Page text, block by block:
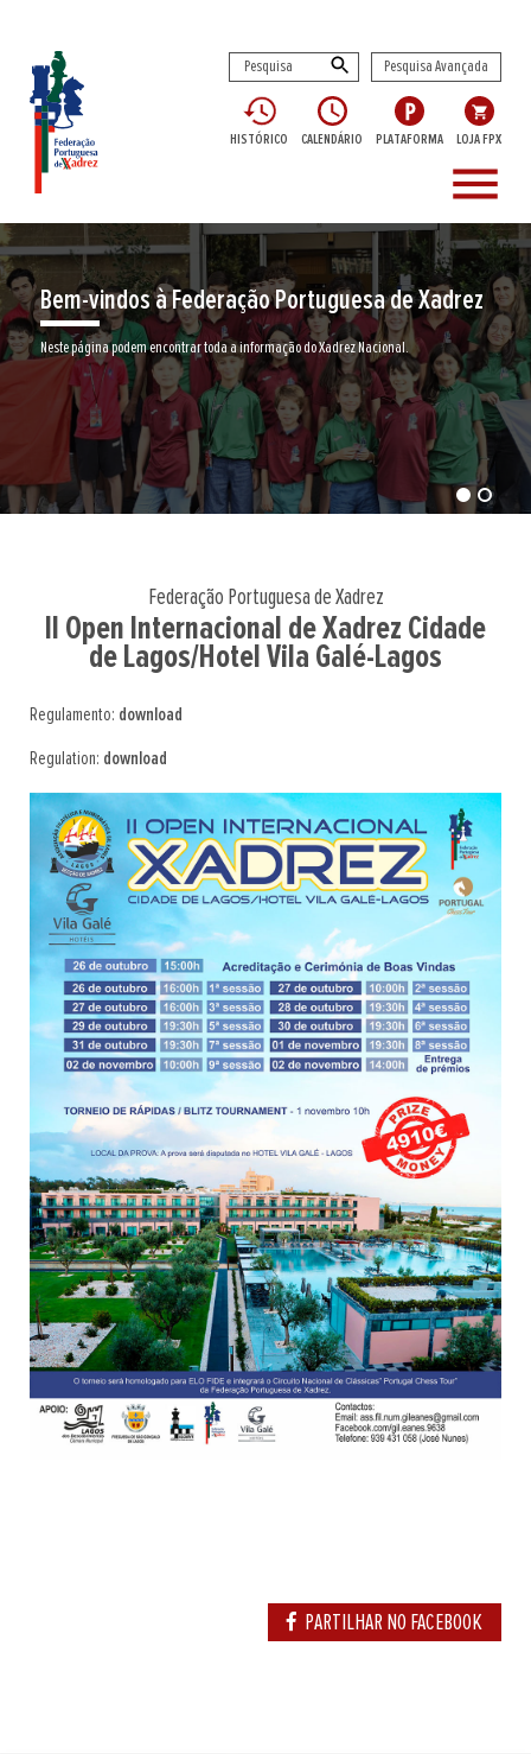
Pesquisa Avançada
HISTÓRICO CALENDÁRIO PLATAFORMA LOJA FPX
menu
Bem-vindos à Federação Portuguesa de Xadrez
Neste página podem encontrar toda a informação do Xadrez Nacional.
Federação Portuguesa de Xadrez
II Open Internacional de Xadrez Cidade
de Lagos/Hotel Vila Galé-Lagos
Regulamento: download
Regulation: download
PARTILHAR NO FACEBOOK